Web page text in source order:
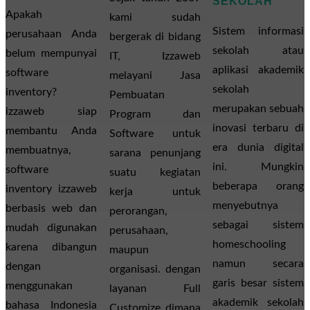
Apakah
perusahaan Anda
belum mempunyai
software
inventory?
izzaweb siap
membantu Anda
membuatnya,
software
inventory izzaweb
berbasis web dan
mudah digunakan
karena dibangun
dengan
menggunakan
bahasa Indonesia
kami sudah
bergerak di bidang
IT, Izzaweb
melayani Jasa
Pembuatan
Program dan
Software untuk
sarana penunjang
suatu kegiatan
kerja untuk
perorangan,
perusahaan,
maupun
organisasi. dengan
layanan Full
Sistem informasi
sekolah atau
aplikasi akademik
sekolah
merupakan sebuah
inovasi terbaru di
era dunia digital
ini. Mungkin
beberapa orang
menyebutnya
sebagai sistem
homeschooling
namun secara
garis besar sistem
akademik sekolah